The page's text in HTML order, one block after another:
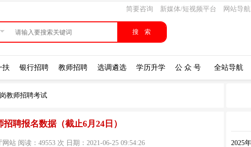
简要咨询 新媒体/短视频平台 网站导航
扶 银行招聘 教师招聘 选调遴选 学历升学 公 众 号 全站导航
教师招聘考试
聘报名数据（截止6月24日）
站 阅读：49553 次 日期：2021-06-25 09:54:26